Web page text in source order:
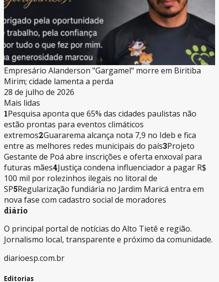
Empresário Alanderson "Gargamel" morre em Biritiba
Mirim; cidade lamenta a perda
28 de julho de 2026
Mais lidas
1Pesquisa aponta que 65% das cidades paulistas não
estão prontas para eventos climáticos
extremos2Guararema alcança nota 7,9 no Ideb e fica
entre as melhores redes municipais do país3Projeto
Gestante de Poá abre inscrições e oferta enxoval para
futuras mães4Justiça condena influenciador a pagar R$
100 mil por rolezinhos ilegais no litoral de
SP5Regularização fundiária no Jardim Maricá entra em
nova fase com cadastro social de moradores
diário
O principal portal de notícias do Alto Tietê e região.
Jornalismo local, transparente e próximo da comunidade.
diarioesp.com.br
Editorias